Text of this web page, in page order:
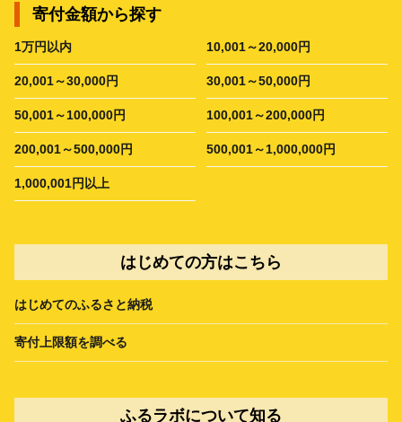
寄付金額から探す
1万円以内 10,001～20,000円
20,001～30,000円 30,001～50,000円
50,001～100,000円 100,001～200,000円
200,001～500,000円 500,001～1,000,000円
1,000,001円以上
はじめての方はこちら
はじめてのふるさと納税
寄付上限額を調べる
ふるラボについて知る